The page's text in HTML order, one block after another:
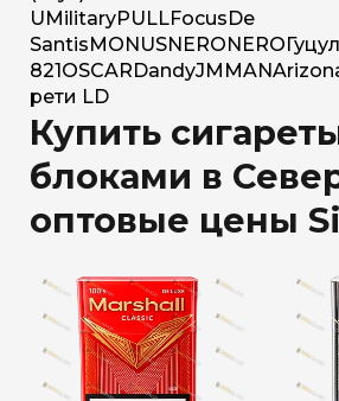
U MilitaryPULLFocus De
Santis MONUSNERO NERO
821 OSCAR DandyJM MAN
рети LD
Купить
блоками в
оптовые цены